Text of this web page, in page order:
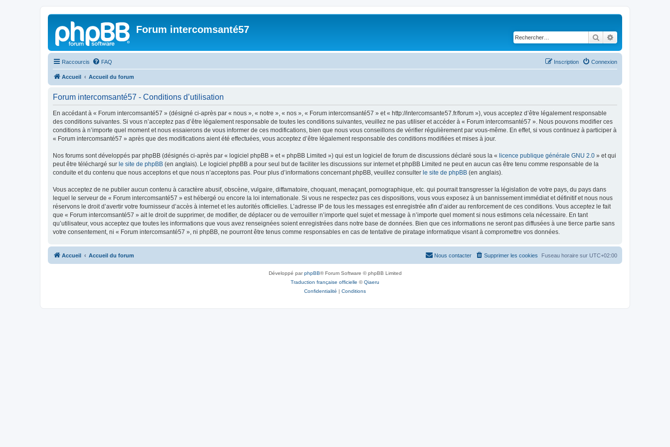
Forum intercomsanté57
Rechercher
Raccourcis FAQ Connexion
Inscription
Accueil Accueil du forum
Forum intercomsanté57 - Conditions d’utilisation
En accédant à « Forum intercomsanté57 » (désigné ci-après par « nous », « notre », « nos », « Forum intercomsanté57 » et « http://intercomsante57.fr/forum »), vous acceptez d’être légalement responsable
des conditions suivantes. Si vous n’acceptez pas d’être légalement responsable de toutes les conditions suivantes, veuillez ne pas utiliser et accéder à « Forum intercomsanté57 ». Nous pouvons modifier ces
conditions à n’importe quel moment et nous essaierons de vous informer de ces modifications, bien que nous vous conseillons de vérifier régulièrement par vous-même. En effet, si vous continuez à participer à
« Forum intercomsanté57 » après que des modifications aient été effectuées, vous acceptez d’être légalement responsable des conditions modifiées et mises à jour.
Nos forums sont développés par phpBB (désignés ci-après par « logiciel phpBB » et « phpBB Limited ») qui est un logiciel de forum de discussions déclaré sous la « licence publique générale GNU 2.0 » et qui
peut être téléchargé sur le site de phpBB (en anglais). Le logiciel phpBB a pour seul but de faciliter les discussions sur internet et phpBB Limited ne peut en aucun cas être tenu comme responsable de la
conduite et du contenu que nous acceptons et que nous n’acceptons pas. Pour plus d’informations concernant phpBB, veuillez consulter le site de phpBB (en anglais).
Vous acceptez de ne publier aucun contenu à caractère abusif, obscène, vulgaire, diffamatoire, choquant, menaçant, pornographique, etc. qui pourrait transgresser la législation de votre pays, du pays dans
lequel le serveur de « Forum intercomsanté57 » est hébergé ou encore la loi internationale. Si vous ne respectez pas ces dispositions, vous vous exposez à un bannissement immédiat et définitif et nous nous
réservons le droit d’avertir votre fournisseur d’accès à internet et les autorités officielles. L’adresse IP de tous les messages est enregistrée afin d’aider au renforcement de ces conditions. Vous acceptez le fait
que « Forum intercomsanté57 » ait le droit de supprimer, de modifier, de déplacer ou de verrouiller n’importe quel sujet et message à n’importe quel moment si nous estimons cela nécessaire. En tant
qu’utilisateur, vous acceptez que toutes les informations que vous avez renseignées soient enregistrées dans notre base de données. Bien que ces informations ne seront pas diffusées à une tierce partie sans
votre consentement, ni « Forum intercomsanté57 », ni phpBB, ne pourront être tenus comme responsables en cas de tentative de piratage informatique visant à compromettre vos données.
Accueil Accueil du forum Fuseau horaire sur UTC+02:00
Supprimer les cookies
Nous contacter
Développé parphpBB® Forum Software © phpBB Limited
Traduction française officielle ©Qiaeru
Confidentialité | Conditions